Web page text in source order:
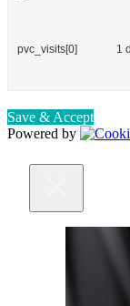
pvc_visits[0] 1
Save & Accept
Powered by